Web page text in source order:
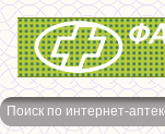
Интернет-аптека
Поиск по интернет-